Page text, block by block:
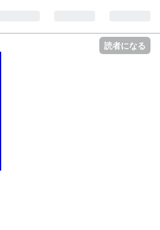
読者になる